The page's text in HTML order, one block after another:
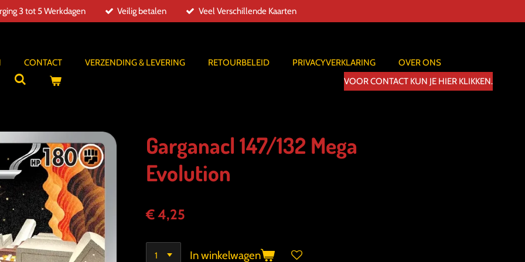
3 tot 5 Werkdagen Veilig betalen Veel Verschillende Kaarten
CONTACT VERZENDING & LEVERING RETOURBELEID PRIVACYVERKLARING
OVER ONS
VOOR CONTACT KUN JE HIER KLIKKEN.
Garganacl 147/132 Mega
Evolution
€ 4,25
In winkelwagen